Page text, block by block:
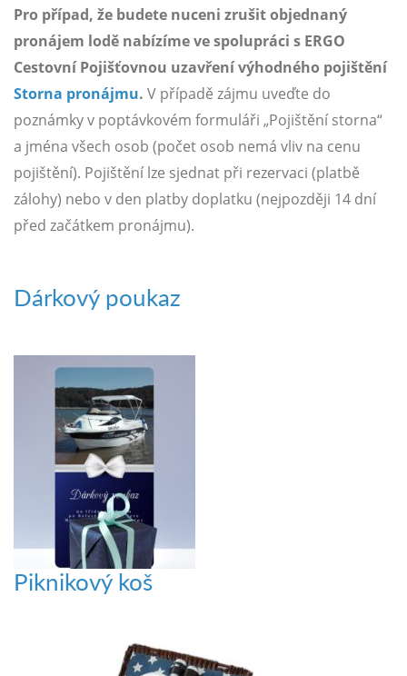
Pro případ, že budete nuceni zrušit objednaný
pronájem lodě nabízíme ve spolupráci s ERGO
Cestovní Pojišťovnou uzavření výhodného pojištění
Storna pronájmu. V případě zájmu uveďte do
poznámky v poptávkovém formuláři „Pojištění storna“
a jména všech osob (počet osob nemá vliv na cenu
pojištění). Pojištění lze sjednat při rezervaci (platbě
zálohy) nebo v den platby doplatku (nejpozději 14 dní
před začátkem pronájmu).
Dárkový poukaz
Piknikový koš